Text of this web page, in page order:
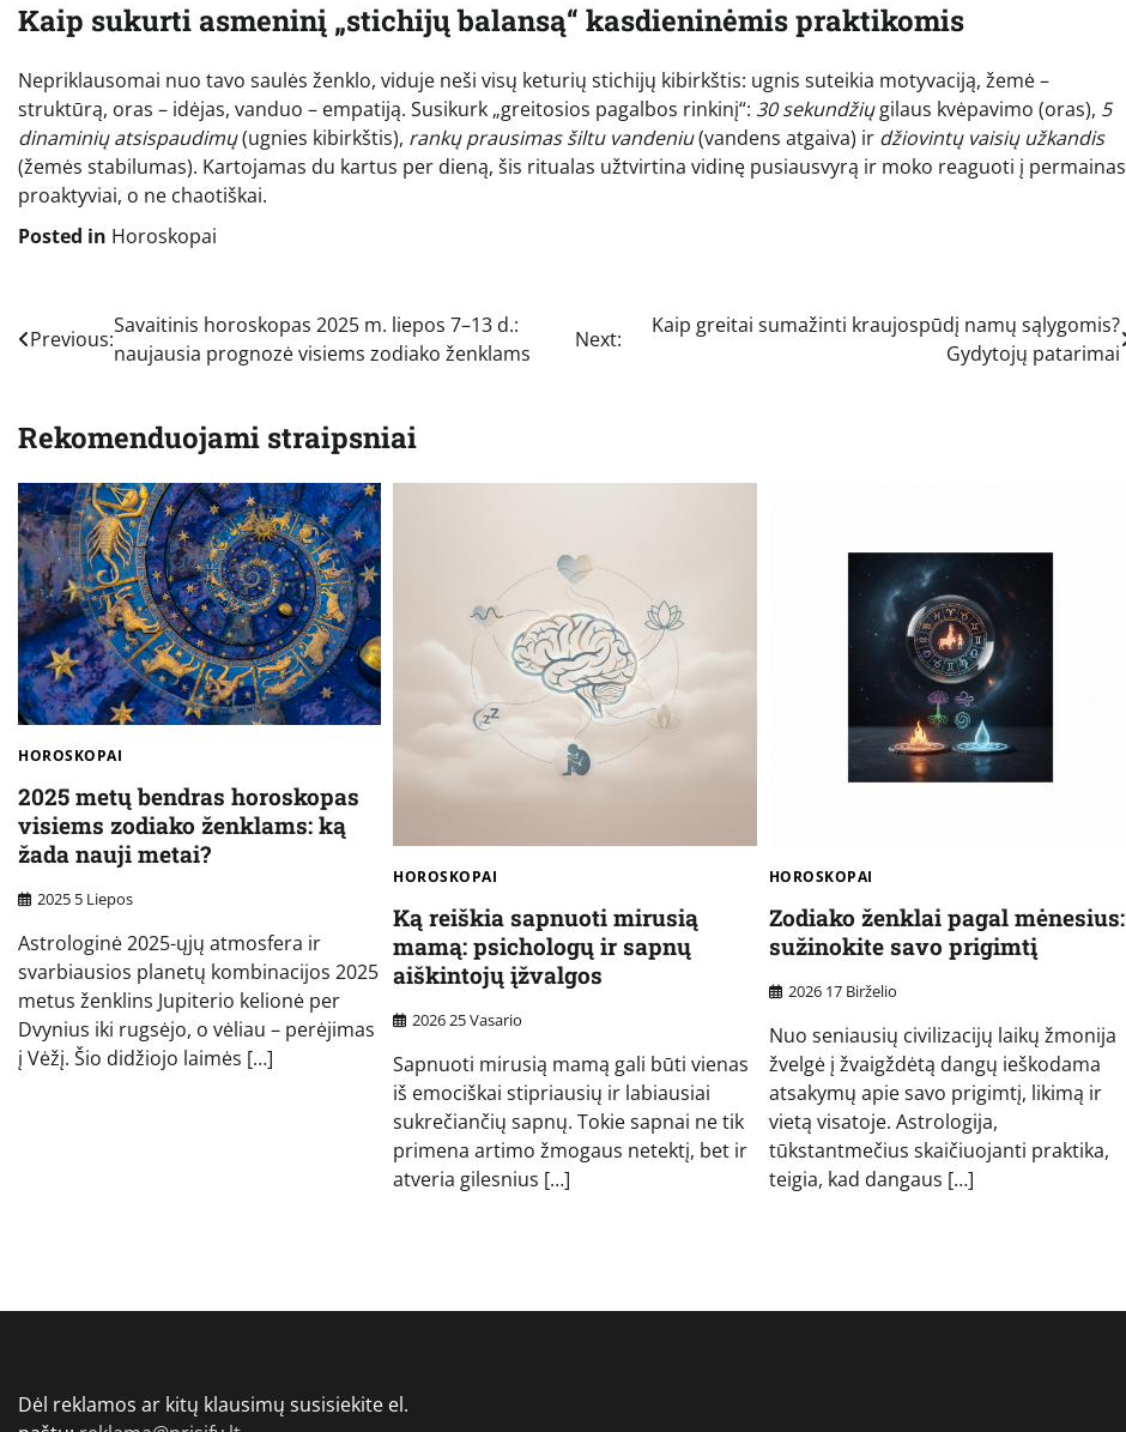
Kaip sukurti asmeninį „stichijų balansą“ kasdieninėmis praktikomis
Nepriklausomai nuo tavo saulės ženklo, viduje neši visų keturių stichijų kibirkštis: ugnis suteikia motyvaciją, žemė –
struktūrą, oras – idėjas, vanduo – empatiją. Susikurk „greitosios pagalbos rinkinį“: 30 sekundžiųgilaus kvėpavimo (oras), 5
dinaminių atsispaudimų(ugnies kibirkštis), rankų prausimas šiltu vandeniu(vandens atgaiva) ir džiovintų vaisių užkandis
(žemės stabilumas). Kartojamas du kartus per dieną, šis ritualas užtvirtina vidinę pusiausvyrą ir moko reaguoti į permainas
proaktyviai, o ne chaotiškai.
Posted in Horoskopai
Navigacija
įrašų
Previous:
Savaitinis horoskopas 2025 m. liepos 7–13 d.:
naujausia prognozė visiems zodiako ženklams
Next:
Kaip greitai sumažinti kraujospūdį namų sąlygomis?
Gydytojų patarimai
Rekomenduojami straipsniai
HOROSKOPAI
2025 metų bendras horoskopas
visiems zodiako ženklams: ką
žada nauji metai?
2025 5 Liepos
Astrologinė 2025-ųjų atmosfera ir
svarbiausios planetų kombinacijos 2025
metus ženklins Jupiterio kelionė per
Dvynius iki rugsėjo, o vėliau – perėjimas
į Vėžį. Šio didžiojo laimės […]
HOROSKOPAI
Ką reiškia sapnuoti mirusią
mamą: psichologų ir sapnų
aiškintojų įžvalgos
2026 25 Vasario
Sapnuoti mirusią mamą gali būti vienas
iš emociškai stipriausių ir labiausiai
sukrečiančių sapnų. Tokie sapnai ne tik
primena artimo žmogaus netektį, bet ir
atveria gilesnius […]
HOROSKOPAI
Zodiako ženklai pagal mėnesius:
sužinokite savo prigimtį
2026 17 Birželio
Nuo seniausių civilizacijų laikų žmonija
žvelgė į žvaigždėtą dangų ieškodama
atsakymų apie savo prigimtį, likimą ir
vietą visatoje. Astrologija,
tūkstantmečius skaičiuojanti praktika,
teigia, kad dangaus […]
Dėl reklamos ar kitų klausimų susisiekite el.